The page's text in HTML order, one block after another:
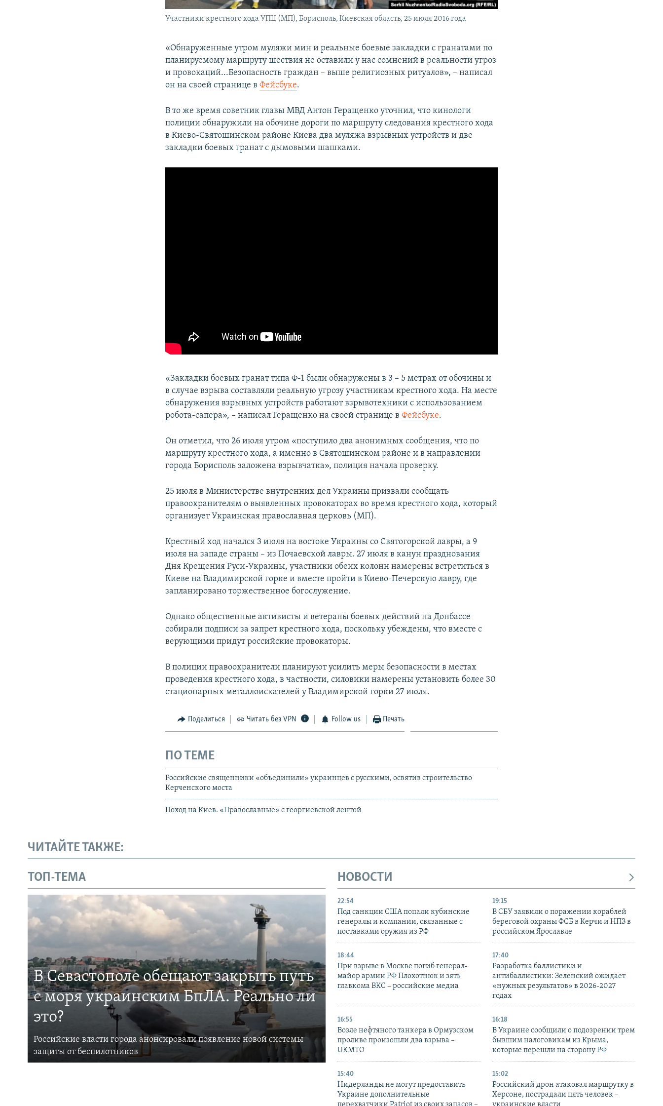
Участники крестного хода УПЦ (МП), Борисполь, Киевская область, 25 июля 2016 года
«Обнаруженные утром муляжи мин и реальные боевые закладки с гранатами по
планируемому маршруту шествия не оставили у нас сомнений в реальности угроз
и провокаций...Безопасность граждан – выше религиозных ритуалов», – написал
он на своей странице вФейсбуке.
В то же время советник главы МВД Антон Геращенко уточнил, что кинологи
полиции обнаружили на обочине дороги по маршруту следования крестного хода
в Киево-Святошинском районе Киева два муляжа взрывных устройств и две
закладки боевых гранат с дымовыми шашками.
«Закладки боевых гранат типа Ф-1 были обнаружены в 3 – 5 метрах от обочины и
в случае взрыва составляли реальную угрозу участникам крестного хода. На месте
обнаружения взрывных устройств работают взрывотехники с использованием
робота-сапера», – написал Геращенко на своей странице вФейсбуке.
Он отметил, что 26 июля утром «поступило два анонимных сообщения, что по
маршруту крестного хода, а именно в Святошинском районе и в направлении
города Борисполь заложена взрывчатка», полиция начала проверку.
25 июля в Министерстве внутренних дел Украины призвали сообщать
правоохранителям о выявленных провокаторах во время крестного хода, который
организует Украинская православная церковь (МП).
Крестный ход начался 3 июля на востоке Украины со Святогорской лавры, а 9
июля на западе страны – из Почаевской лавры. 27 июля в канун празднования
Дня Крещения Руси-Украины, участники обеих колонн намерены встретиться в
Киеве на Владимирской горке и вместе пройти в Киево-Печерскую лавру, где
запланировано торжественное богослужение.
Однако общественные активисты и ветераны боевых действий на Донбассе
собирали подписи за запрет крестного хода, поскольку убеждены, что вместе с
верующими придут российские провокаторы.
В полиции правоохранители планируют усилить меры безопасности в местах
проведения крестного хода, в частности, силовики намерены установить более 30
стационарных металлоискателей у Владимирской горки 27 июля.
Поделиться Читать без VPN Follow us Печать
ПО ТЕМЕ
Российские священники «объединили» украинцев с русскими, освятив строительство
Керченского моста
Поход на Киев. «Православные» с георгиевской лентой
ЧИТАЙТЕ ТАКЖЕ:
ТОП-ТЕМА
В Севастополе обещают закрыть путь
с моря украинским БпЛА. Реально ли
это?
Российские власти города анонсировали появление новой системы
защиты от беспилотников
НОВОСТИ
22:54
Под санкции США попали кубинские
генералы и компании, связанные с
поставками оружия из РФ
19:15
В СБУ заявили о поражении кораблей
береговой охраны ФСБ в Керчи и НПЗ в
российском Ярославле
18:44
При взрыве в Москве погиб генерал-
майор армии РФ Плохотнюк и зять
главкома ВКС – российские медиа
17:40
Разработка баллистики и
антибаллистики: Зеленский ожидает
«нужных результатов» в 2026-2027
годах
16:55
Возле нефтяного танкера в Ормузском
проливе произошли два взрыва –
UKMTO
16:18
В Украине сообщили о подозрении трем
бывшим налоговикам из Крыма,
которые перешли на сторону РФ
15:40
Нидерланды не могут предоставить
Украине дополнительные
15:02
Российский дрон атаковал маршрутку в
Херсоне, пострадали пять человек –